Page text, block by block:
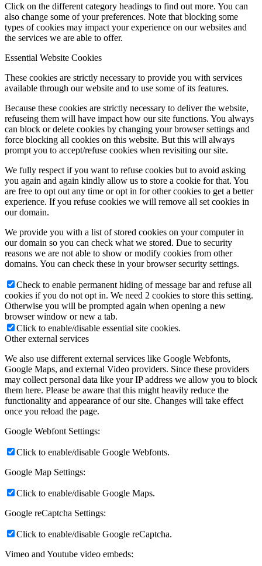
Click on the different category headings to find out more. You can
also change some of your preferences. Note that blocking some
types of cookies may impact your experience on our websites and
the services we are able to offer.
Essential Website Cookies
These cookies are strictly necessary to provide you with services
available through our website and to use some of its features.
Because these cookies are strictly necessary to deliver the website,
refuseing them will have impact how our site functions. You always
can block or delete cookies by changing your browser settings and
force blocking all cookies on this website. But this will always
prompt you to accept/refuse cookies when revisiting our site.
We fully respect if you want to refuse cookies but to avoid asking
you again and again kindly allow us to store a cookie for that. You
are free to opt out any time or opt in for other cookies to get a better
experience. If you refuse cookies we will remove all set cookies in
our domain.
We provide you with a list of stored cookies on your computer in
our domain so you can check what we stored. Due to security
reasons we are not able to show or modify cookies from other
domains. You can check these in your browser security settings.
Check to enable permanent hiding of message bar and refuse all
cookies if you do not opt in. We need 2 cookies to store this setting.
Otherwise you will be prompted again when opening a new
browser window or new a tab.
Click to enable/disable essential site cookies.
Other external services
We also use different external services like Google Webfonts,
Google Maps, and external Video providers. Since these providers
may collect personal data like your IP address we allow you to block
them here. Please be aware that this might heavily reduce the
functionality and appearance of our site. Changes will take effect
once you reload the page.
Google Webfont Settings:
Click to enable/disable Google Webfonts.
Google Map Settings:
Click to enable/disable Google Maps.
Google reCaptcha Settings:
Click to enable/disable Google reCaptcha.
Vimeo and Youtube video embeds: